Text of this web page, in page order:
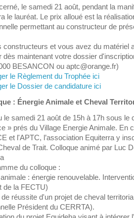
le samedi 21 août, pendant la
le lauréat. Le prix alloué est la
permettant au constructeur de
constructeurs et vous avez du matériel
dès maintenant votre dossier
BESANCON ou aptc@orange.fr)
le Règlement du Trophée ici
le Dossier de candidature ici
: Énergie Animale et Cheval
le samedi 21 août de 15h à 17h sous le
» prés du Village Energie Animale. En
et l'APTC, l’association Equiterra y
de Trait. Colloque animé par Luc
du colloque :
: énergie renouvelable.
de la FECTU)
réussite d'un projet de cheval
Président du CERRTA).